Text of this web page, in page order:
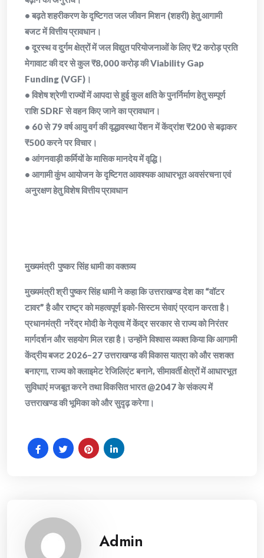
• बढ़ते शहरीकरण के दृष्टिगत जल जीवन मिशन (शहरी) हेतु आगामी
बजट में वित्तीय प्रावधान।
• दूरस्थ व दुर्गम क्षेत्रों में जल विद्युत परियोजनाओं के लिए ₹2 करोड़ प्रति
मेगावाट की दर से कुल ₹8,000 करोड़ की Viability Gap
Funding (VGF)।
• विशेष श्रेणी राज्यों में आपदा से हुई कुल क्षति के पुनर्निर्माण हेतु सम्पूर्ण
राशि SDRF से वहन किए जाने का प्रावधान।
• 60 से 79 वर्ष आयु वर्ग की वृद्धावस्था पेंशन में केंद्रांश ₹200 से बढ़ाकर
₹500 करने पर विचार।
• आंगनवाड़ी कर्मियों के मासिक मानदेय में वृद्धि।
• आगामी कुंभ आयोजन के दृष्टिगत आवश्यक आधारभूत अवसंरचना एवं
अनुरक्षण हेतु विशेष वित्तीय प्रावधान
मुख्यमंत्री पुष्कर सिंह धामी का वक्तव्य
मुख्यमंत्री श्री पुष्कर सिंह धामी ने कहा कि उत्तराखण्ड देश का “वॉटर
टावर” है और राष्ट्र को महत्वपूर्ण इको-सिस्टम सेवाएं प्रदान करता है।
प्रधानमंत्री नरेंद्र मोदी के नेतृत्व में केंद्र सरकार से राज्य को निरंतर
मार्गदर्शन और सहयोग मिल रहा है। उन्होंने विश्वास व्यक्त किया कि आगामी
केंद्रीय बजट 2026–27 उत्तराखण्ड की विकास यात्रा को और सशक्त
बनाएगा, राज्य को क्लाइमेट रेजिलिएंट बनाने, सीमावर्ती क्षेत्रों में आधारभूत
सुविधाएं मजबूत करने तथा विकसित भारत @2047 के संकल्प में
उत्तराखण्ड की भूमिका को और सुदृढ़ करेगा।
Admin